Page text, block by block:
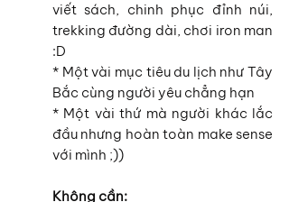
viết sách, chinh phục đỉnh núi,
trekking đường dài, chơi iron man
:D
* Một vài mục tiêu du lịch như Tây
Bắc cùng người yêu chẳng hạn
* Một vài thứ mà người khác lắc
đầu nhưng hoàn toàn make sense
với mình ;))
Không cần: